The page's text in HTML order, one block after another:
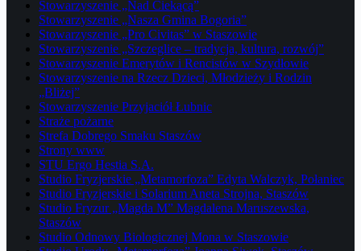
Stowarzyszenie „Nad Ciekącą”
Stowarzyszenie „Nasza Gmina Bogoria”
Stowarzyszenie „Pro Civitas” w Staszowie
Stowarzyszenie „Szczeglice – tradycja, kultura, rozwój”
Stowarzyszenie Emerytów i Rencistów w Szydłowie
Stowarzyszenie na Rzecz Dzieci, Młodzieży i Rodzin
„Bliżej”
Stowarzyszenie Przyjaciół Łubnic
Straże pożarne
Strefa Dobrego Smaku Staszów
Strony www
STU Ergo Hestia S.A.
Studio Fryzjerskie „Metamorfoza” Edyta Walczyk, Połaniec
Studio Fryzjerskie i Solarium Aneta Strojna, Staszów
Studio Fryzur „Magda M” Magdalena Maruszewska,
Staszów
Studio Odnowy Biologicznej Mona w Staszowie